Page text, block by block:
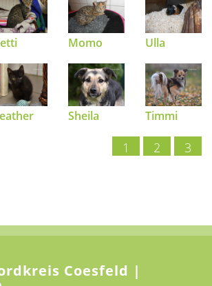
Momo Ulla
Sheila Timmi
1 2 3
Coesfeld |